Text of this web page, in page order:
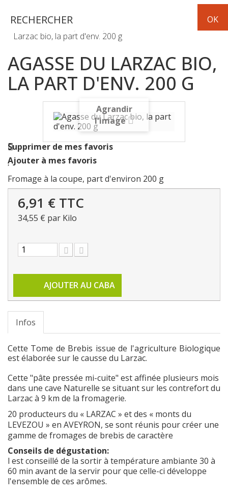
Larzac bio, la part d'env. 200 g
AGASSE DU LARZAC BIO,
LA PART D'ENV. 200 G
Agrandir
l'image
Supprimer de mes favoris
Ajouter à mes favoris
Fromage à la coupe, part d'environ 200 g
6,91 € TTC
34,55 € par Kilo
AJOUTER AU CABA
Infos
Cette Tome de Brebis issue de l'agriculture Biologique
est élaborée sur le causse du Larzac.
Cette "pâte pressée mi-cuite" est affinée plusieurs mois
dans une cave Naturelle se situant sur les contrefort du
Larzac à 9 km de la fromagerie.
20 producteurs du « LARZAC » et des « monts du
LEVEZOU » en AVEYRON, se sont réunis pour créer une
gamme de fromages de brebis de caractère
Conseils de dégustation:
l est conseillé de la sortir à température ambiante 30 à
60 min avant de la servir pour que celle-ci développe
l'ensemble de ces arômes.